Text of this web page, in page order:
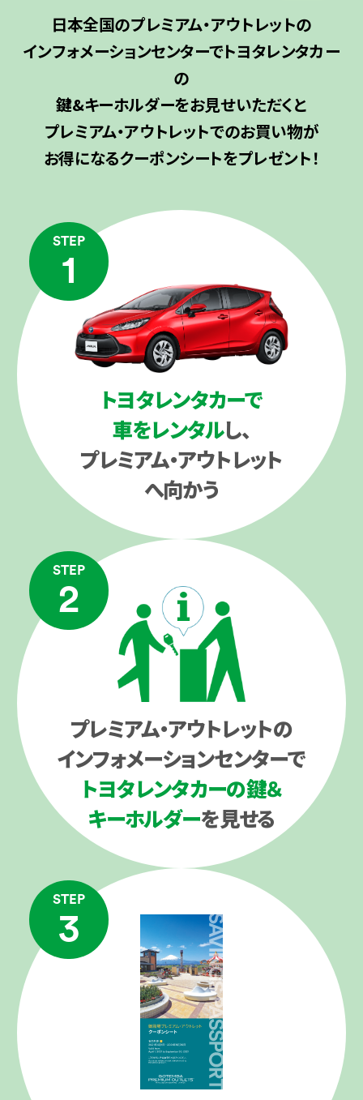
日本全国のプレミアム・アウトレットの
インフォメーションセンターでトヨタレンタカー
の
鍵&キーホルダーをお見せいただくと
プレミアム・アウトレットでのお買い物が
お得になるクーポンシートをプレゼント！
トヨタレンタカーで
車をレンタルし、
プレミアム・アウトレット
へ向かう
STEP
1
プレミアム・アウトレットの
インフォメーションセンターで
トヨタレンタカーの鍵＆
キーホルダーを見せる
STEP
2
STEP
3